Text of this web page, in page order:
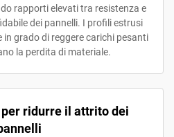
rapporti elevati tra resistenza e
dei pannelli. I profili estrusi
grado di reggere carichi pesanti
la perdita di materiale.
ridurre il attrito dei